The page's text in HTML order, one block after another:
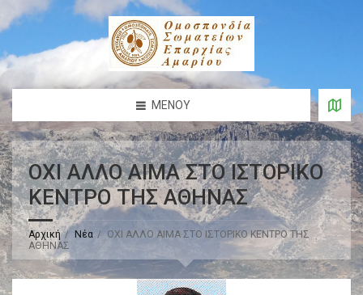
ΜΕΝΟΎ
ΟΧΙ ΑΛΛΟ ΑΙΜΑ ΣΤΟ ΙΣΤΟΡΙΚΟ
ΚΕΝΤΡΟ ΤΗΣ ΑΘΗΝΑΣ
Αρχική Νέα
ΟΧΙ ΑΛΛΟ ΑΙΜΑ ΣΤΟ ΙΣΤΟΡΙΚΟ ΚΕΝΤΡΟ ΤΗΣ
ΑΘΗΝΑΣ